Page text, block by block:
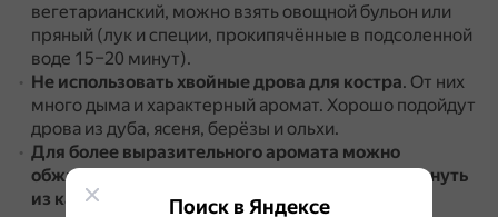
вегетарианский, можно взять овощной бульон или
пряный (лук и специи, прокипячённые в подсоленной
воде 15–20 минут).
Не использовать хвойные дрова для костра. От них
много дыма и характерный аромат. Хорошо подойдут
дрова из дуба, ясеня, берёзы и ольхи.
Для более выразительного аромата можно
обжарить в масле косточку с мясом и сразу вынуть
из казана
Поиск в Яндексе